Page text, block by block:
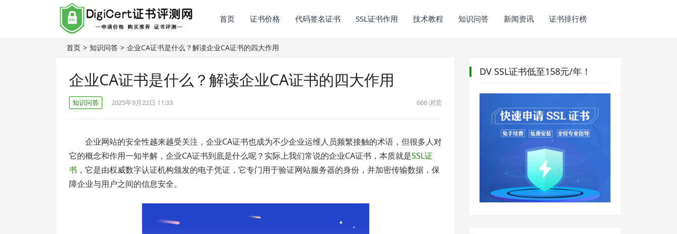
首页 证书价格 代码签名证书 SSL证书作用 技术教程 知识问答 新闻资讯 证书排行榜
首页 > 知识问答 > 企业CA证书是什么？解读企业CA证书的四大作用
企业CA证书是什么？解读企业CA证书的四大作用
知识问答 2025年9月22日 11:33 666浏览
企业网站的安全性越来越受关注，企业CA证书也成为不少企业运维人员频繁接触的术语，但很多人对
它的概念和作用一知半解，企业CA证书到底是什么呢？实际上我们常说的企业CA证书，本质就是SSL证
书 ，它是由权威数字认证机构颁发的电子凭证，它专门用于验证网站服务器的身份，并加密传输数据，保
障企业与用户之间的信息安全。
DV SSL证书低至158元/年！